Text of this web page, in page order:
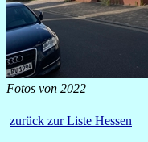
Fotos von 2022
zurück zur Liste Hessen